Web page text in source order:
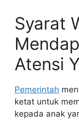
Syarat
Atensi
Pemerintah
ketat untuk
kepada anak